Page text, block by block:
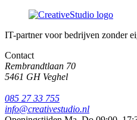
IT-partner voor bedrijven zonder
Contact
Rembrandtlaan 70
5461 GH Veghel
085 27 33 755
info@creativestudio.nl